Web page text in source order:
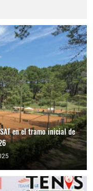
en el tramo inicial de